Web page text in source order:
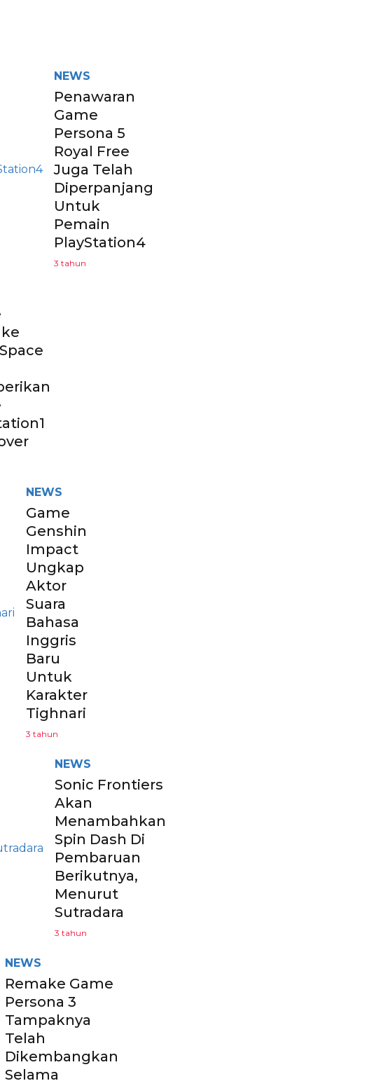
NEWS
Penawaran
Game
Persona 5
Royal Free
Juga Telah
Diperpanjang
Untuk
Pemain
PlayStation4
3 tahun
NEWS
Game
Genshin
Impact
Ungkap
Aktor
Suara
Bahasa
Inggris
Baru
Untuk
Karakter
Tighnari
3 tahun
NEWS
Sonic Frontiers
Akan
Menambahkan
Spin Dash Di
Pembaruan
Berikutnya,
Menurut
Sutradara
3 tahun
NEWS
Remake Game
Persona 3
Tampaknya
Telah
Dikembangkan
Selama